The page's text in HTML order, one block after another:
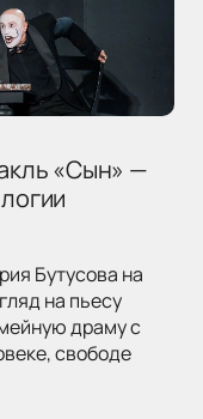
«Сын» —
Бутусова на
на пьесу
драму с
свободе